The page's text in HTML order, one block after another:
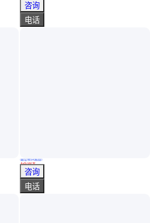
咨询
电话
超五类室外防水网线 传输稳定 汇川高柔伺服线缆
真实性已核验
￥25 .00/米
广东深圳
咨询
电话